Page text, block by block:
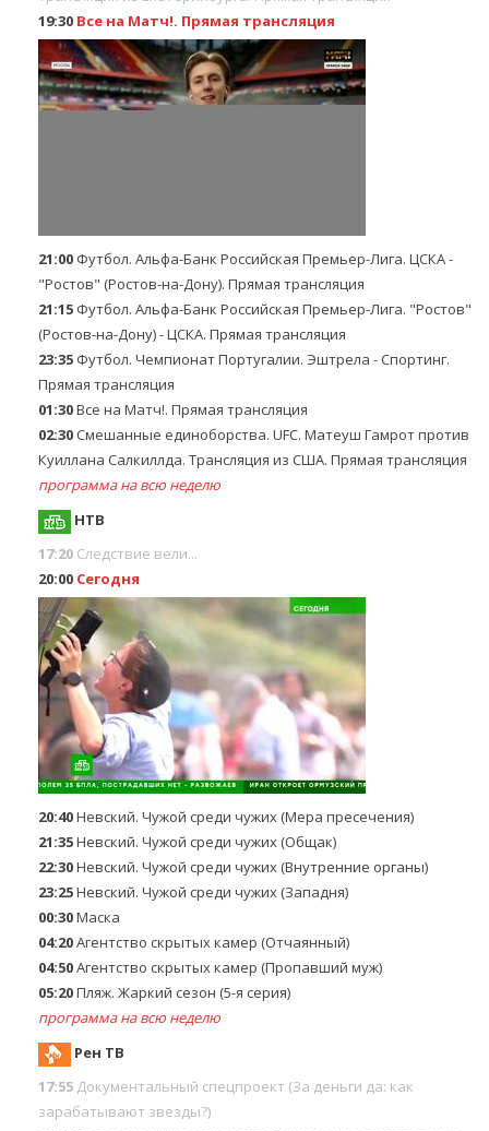
19:30 Все на Матч!. Прямая трансляция
21:00 Футбол. Альфа-Банк Российская Премьер-Лига. ЦСКА -
"Ростов" (Ростов-на-Дону). Прямая трансляция
21:15 Футбол. Альфа-Банк Российская Премьер-Лига. "Ростов"
(Ростов-на-Дону) - ЦСКА. Прямая трансляция
23:35 Футбол. Чемпионат Португалии. Эштрела - Спортинг.
Прямая трансляция
01:30Все на Матч!. Прямая трансляция
02:30Смешанные единоборства. UFC. Матеуш Гамрот против
Куиллана Салкиллда. Трансляция из США. Прямая трансляция
программа на всю неделю
НТВ
17:20 Следствие вели...
20:00 Сегодня
20:40Невский. Чужой среди чужих (Мера пресечения)
21:35Невский. Чужой среди чужих (Общак)
22:30Невский. Чужой среди чужих (Внутренние органы)
23:25Невский. Чужой среди чужих (Западня)
00:30Маска
04:20Агентство скрытых камер (Отчаянный)
04:50Агентство скрытых камер (Пропавший муж)
05:20Пляж. Жаркий сезон (5-я серия)
программа на всю неделю
Рен ТВ
17:55 Документальный спецпроект (За деньги да: как
зарабатывают звезды?)